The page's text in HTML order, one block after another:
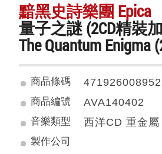
黯黑史詩樂團 Epica
量子之謎 (2CD精裝
The Quantum Enigma
商品條碼
商品編號 AVA140402
音樂類型 西洋CD 重金屬
製作公司